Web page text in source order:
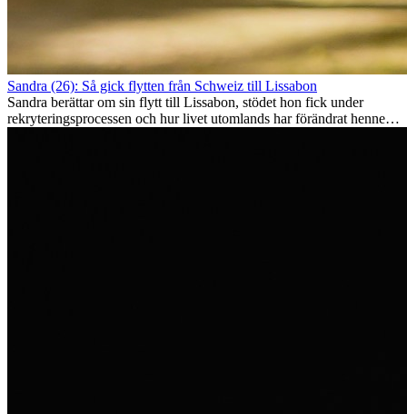
Sandra (26): Så gick flytten från Schweiz till Lissabon
Sandra berättar om sin flytt till Lissabon, stödet hon fick under
rekryteringsprocessen och hur livet utomlands har förändrat henne